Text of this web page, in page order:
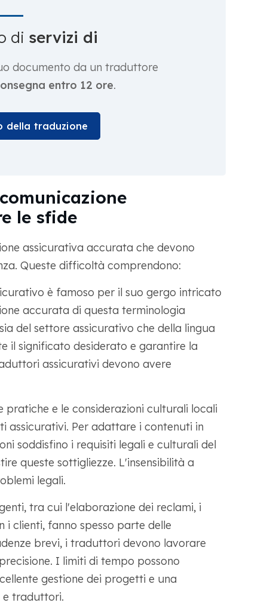
di servizi di
documento da un traduttore
entro 12 ore.
della traduzione
le sfide
assicurativa accurata che devono
Queste difficoltà comprendono:
è famoso per il suo gergo intricato
accurata di questa terminologia
del settore assicurativo che della lingua
il significato desiderato e garantire la
assicurativi devono avere
pratiche e le considerazioni culturali locali
assicurativi. Per adattare i contenuti in
soddisfino i requisiti legali e culturali del
queste sottigliezze. L'insensibilità a
legali.
tra cui l'elaborazione dei reclami, i
i clienti, fanno spesso parte delle
brevi, i traduttori devono lavorare
I limiti di tempo possono
gestione dei progetti e una
e traduttori.